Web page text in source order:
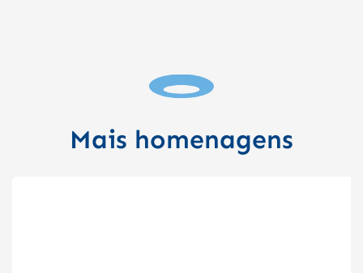
Mais homenagens